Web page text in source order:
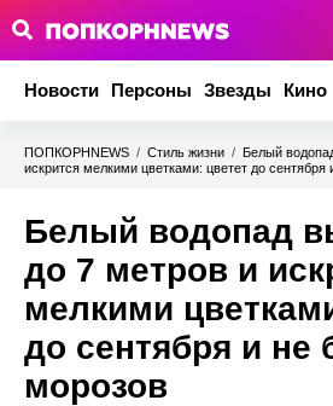
Новости Персоны Звезды Кино
ПОПКОРНNEWS / Стиль жизни / Белый
искрится мелкими цветками: цветет до сентября
Белый водопад
до 7 метров и
мелкими
до сентября и не
морозов